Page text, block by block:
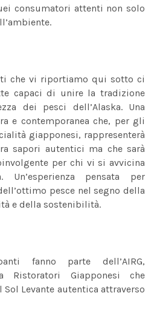
consumatori attenti non solo
che vi riportiamo qui sotto ci
capaci di unire la tradizione
dei pesci dell’Alaska. Una
e contemporanea che, per gli
giapponesi, rappresenterà
sapori autentici ma che sarà
per chi vi si avvicina
pensata per
pesce nel segno della
e della sostenibilità.
fanno parte dell’AIRG,
Ristoratori Giapponesi che
Levante autentica attraverso